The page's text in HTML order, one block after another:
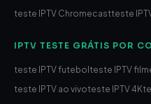
teste IPTV Chromecastteste
IPTV TESTE GRÁTIS POR
teste IPTV futebolteste IPTV
teste IPTV ao vivoteste IPTV 4K